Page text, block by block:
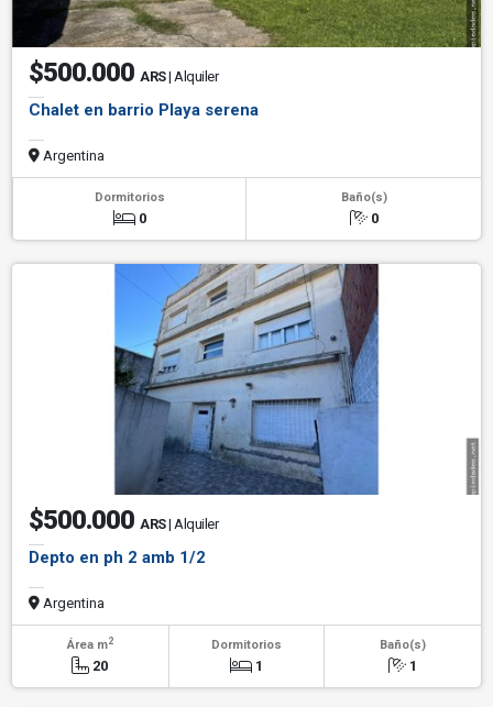
$500.000 ARS| Alquiler
Chalet en barrio Playa serena
Argentina
Dormitorios
0
Baño(s)
0
$500.000 ARS| Alquiler
Depto en ph 2 amb 1/2
Argentina
Área m2
20
Dormitorios
1
Baño(s)
1